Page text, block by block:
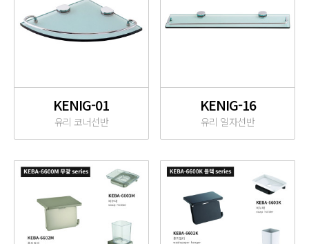
KENIG-01
유리 코너선반
KENIG-16
유리 일자선반